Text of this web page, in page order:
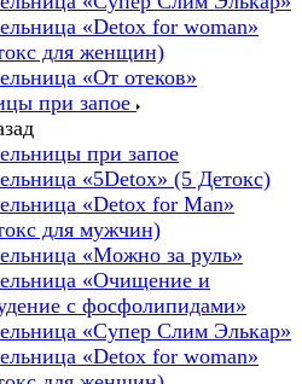
«Detox for woman»
для женщин)
«От отеков»
при запое
при запое
«5Detox» (5 Детокс)
«Detox for Man»
для мужчин)
«Можно за руль»
«Очищение и
с фосфолипидами»
«Супер Слим Элькар»
«Detox for woman»